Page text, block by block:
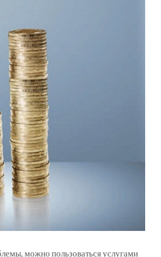
можно пользоваться услугами